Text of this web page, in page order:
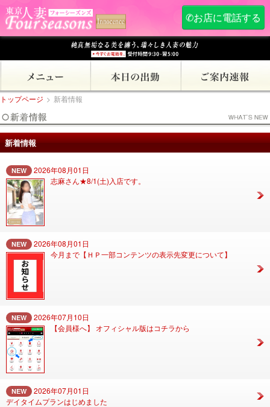
✆お店に電話する
トップページ > 新着情報
新着情報
NEW
2026年08月01日
志麻さん★8/1(土)入店です。
NEW
2026年08月01日
今月まで【ＨＰ一部コンテンツの表示先変更について】
NEW
2026年07月10日
【会員様へ】 オフィシャル版はコチラから
NEW
2026年07月01日
デイタイムプランはじめました